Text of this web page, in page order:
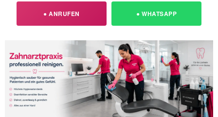
● ANRUFEN ● WHATSAPP